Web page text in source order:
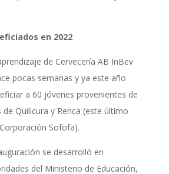
en 2022
de Cervecería AB InBev
pocas semanas y ya este año
a 60 jóvenes provenientes de
Quilicura y Renca (este último
Sofofa).
se desarrolló en
del Ministerio de Educación,